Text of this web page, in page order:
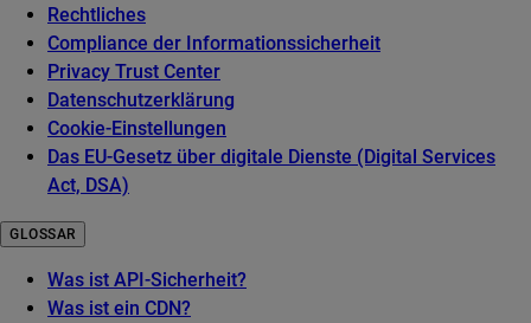
Rechtliches
Compliance der Informationssicherheit
Privacy Trust Center
Datenschutzerklärung
Cookie-Einstellungen
Das EU-Gesetz über digitale Dienste (Digital Services
Act, DSA)
GLOSSAR
Was ist API-Sicherheit?
Was ist ein CDN?